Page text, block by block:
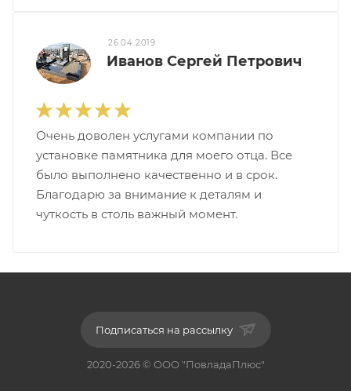
26.04.2019
Иванов Сергей Петрович
Очень доволен услугами компании по
установке памятника для моего отца. Все
было выполнено качественно и в срок.
Благодарю за внимание к деталям и
чуткость в столь важный момент.
Подписаться на рассылку
2020-2026 © ООО "ПовладаПлюс"